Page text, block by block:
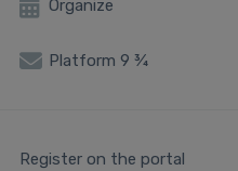
Organize
Platform 9 ¾
Register on the portal